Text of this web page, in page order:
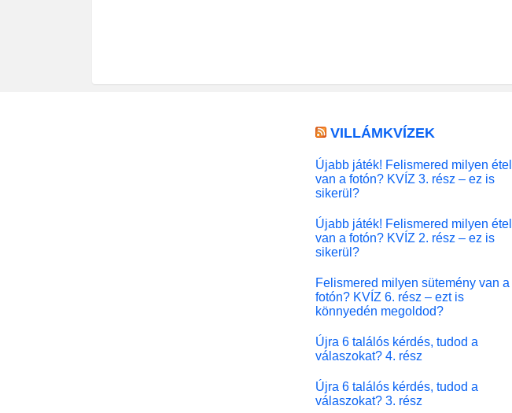
VILLÁMKVÍZEK
Újabb játék! Felismered milyen étel
van a fotón? KVÍZ 3. rész – ez is
sikerül?
Újabb játék! Felismered milyen étel
van a fotón? KVÍZ 2. rész – ez is
sikerül?
Felismered milyen sütemény van a
fotón? KVÍZ 6. rész – ezt is
könnyedén megoldod?
Újra 6 találós kérdés, tudod a
válaszokat? 4. rész
Újra 6 találós kérdés, tudod a
válaszokat? 3. rész